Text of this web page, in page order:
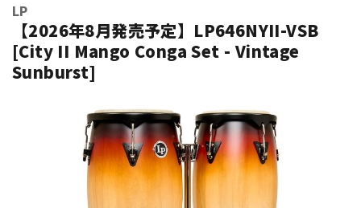
エレキギター
ベース ウクレレ
ドラム パーカッション
LP
【2026年8月発売予定】LP646NYII-VSB
[City II Mango Conga Set - Vintage
Sunburst]